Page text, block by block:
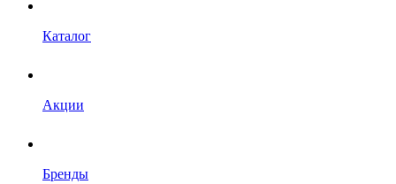
Каталог
Акции
Бренды